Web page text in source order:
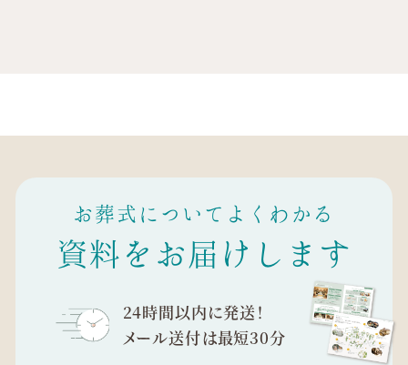
お葬式についてよくわかる
資料をお届けします
24時間以内に発送！
メール送付は最短30分